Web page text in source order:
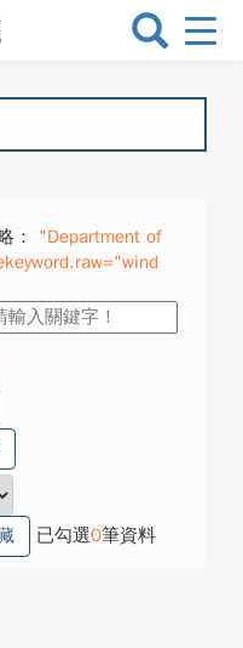
選
換
：
"Department of
已勾選0筆資料